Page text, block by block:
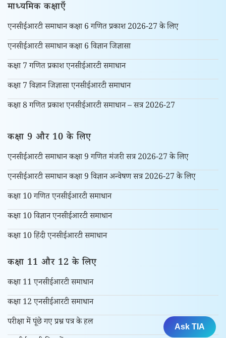
माध्यमिक कक्षाएँ
एनसीईआरटी समाधान कक्षा 6 गणित प्रकाश 2026-27 के लिए
एनसीईआरटी समाधान कक्षा 6 विज्ञान जिज्ञासा
कक्षा 7 गणित प्रकाश एनसीईआरटी समाधान
कक्षा 7 विज्ञान जिज्ञासा एनसीईआरटी समाधान
कक्षा 8 गणित प्रकाश एनसीईआरटी समाधान – सत्र 2026-27
कक्षा 9 और 10 के लिए
एनसीईआरटी समाधान कक्षा 9 गणित मंजरी सत्र 2026-27 के लिए
एनसीईआरटी समाधान कक्षा 9 विज्ञान अन्वेषण सत्र 2026-27 के लिए
कक्षा 10 गणित एनसीईआरटी समाधान
कक्षा 10 विज्ञान एनसीईआरटी समाधान
कक्षा 10 हिंदी एनसीईआरटी समाधान
कक्षा 11 और 12 के लिए
कक्षा 11 एनसीईआरटी समाधान
कक्षा 12 एनसीईआरटी समाधान
परीक्षा में पूंछे गए प्रश्न पत्र के हल
Ask TIA